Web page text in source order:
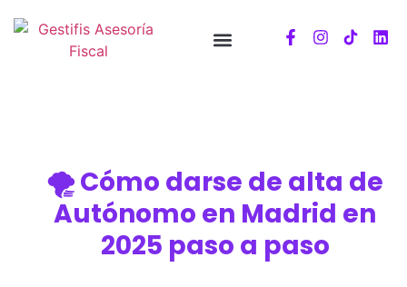
🌪️ Cómo darse de alta de
Autónomo en Madrid en
2025 paso a paso